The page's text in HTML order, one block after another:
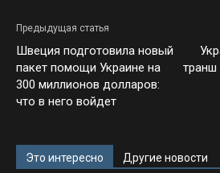
Предыдущая статья
Швеция подготовила новый
пакет помощи Украине на
300 миллионов долларов:
что в него войдет
Это интересно Другие новости